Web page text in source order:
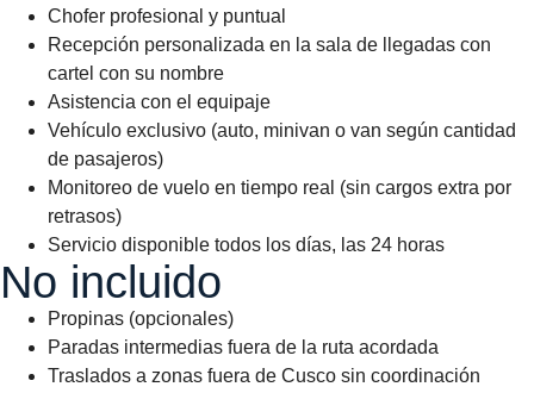
Chofer profesional y puntual
Recepción personalizada en la sala de llegadas con
cartel con su nombre
Asistencia con el equipaje
Vehículo exclusivo (auto, minivan o van según cantidad
de pasajeros)
Monitoreo de vuelo en tiempo real (sin cargos extra por
retrasos)
Servicio disponible todos los días, las 24 horas
No incluido
Propinas (opcionales)
Paradas intermedias fuera de la ruta acordada
Traslados a zonas fuera de Cusco sin coordinación